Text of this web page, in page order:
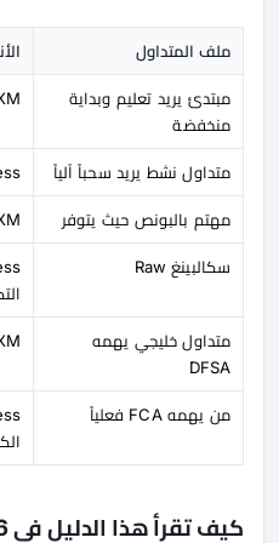
ملف المتداول
مبتدئ يريد تعليم وبداية
منخفضة
متداول نشط يريد سحباً آلياً
مهتم بالبونص حيث يتوفر
سكالبينغ Raw
متداول خليجي يهمه
DFSA
من يهمه FCA فعلياً
كيف تقرأ هذا الدليل في 2026؟